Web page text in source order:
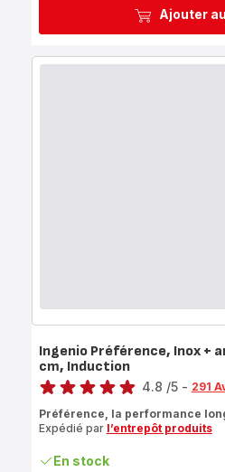
Ajouter
Ingenio Préférence, Inox +
cm, Induction
Note
4.8 /5 - 291
Préférence, la performance
Expédié par l’entrepôt produits
En stock